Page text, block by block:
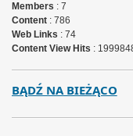
Members : 7
Content: 786
Web Links : 74
Content View Hits :
BĄDŹ NA BIEŻĄCO